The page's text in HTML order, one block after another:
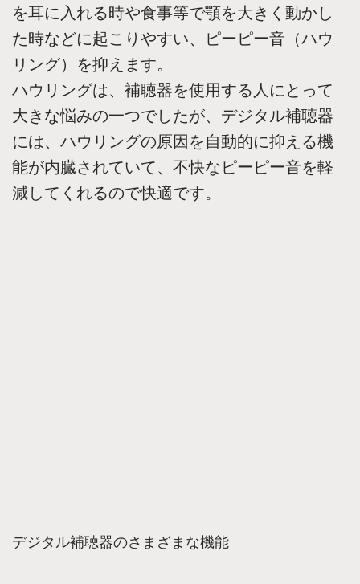
を耳に入れる時や食事等で顎を大きく動かし
た時などに起こりやすい、ピーピー音（ハウ
リング）を抑えます。
ハウリングは、補聴器を使用する人にとって
大きな悩みの一つでしたが、デジタル補聴器
には、ハウリングの原因を自動的に抑える機
能が内臓されていて、不快なピーピー音を軽
減してくれるので快適です。
デジタル補聴器のさまざまな機能